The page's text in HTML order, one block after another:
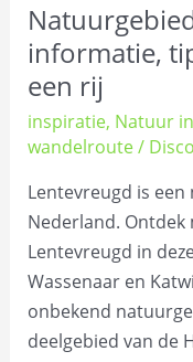
informatie,
een rij
inspiratie, Natuur
wandelroute/
Lentevreugd is
Nederland.
Lentevreugd in
Wassenaar en
onbekend
deelgebied van de